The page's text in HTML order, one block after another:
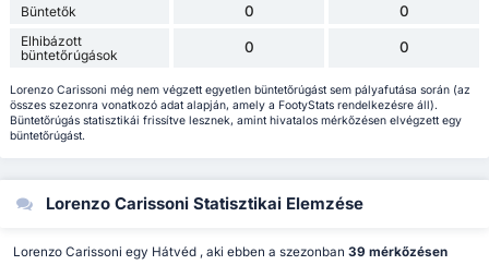
Büntetők 0 0
Elhibázott
büntetőrúgások
0 0
Lorenzo Carissoni még nem végzett egyetlen büntetőrúgást sem pályafutása során (az
összes szezonra vonatkozó adat alapján, amely a FootyStats rendelkezésre áll).
Büntetőrúgás statisztikái frissítve lesznek, amint hivatalos mérkőzésen elvégzett egy
büntetőrúgást.
Lorenzo Carissoni Statisztikai Elemzése
Lorenzo Carissoni egy Hátvéd , aki ebben a szezonban 39 mérkőzésen